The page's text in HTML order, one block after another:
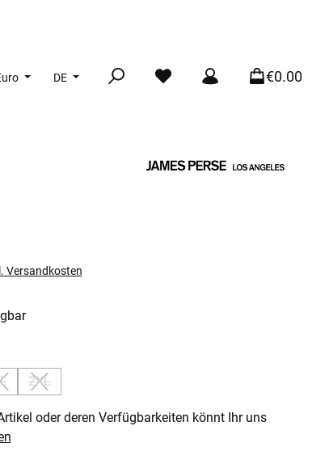
DE €0.00
Versandkosten
nicht verfügbar.)
ist zurzeit nicht verfügbar.)
Option ist zurzeit nicht verfügbar.)
(Diese Option ist zurzeit nicht verfügbar.)
2XL
(Diese Option ist zurzeit nicht verfügbar.)
oder deren Verfügbarkeiten könnt Ihr uns